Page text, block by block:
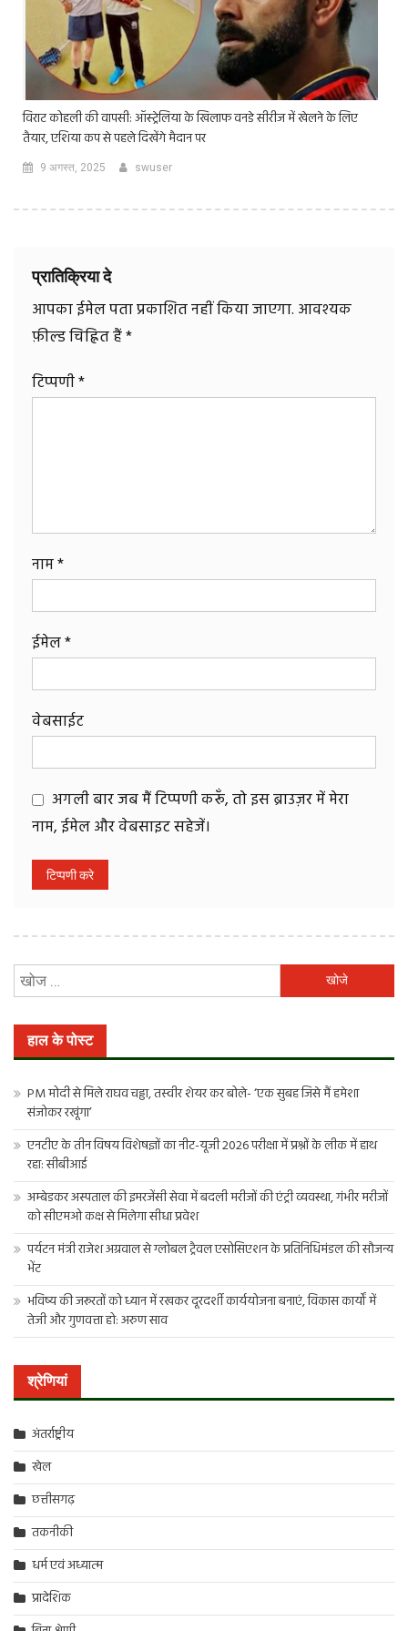
विराट कोहली की वापसी: ऑस्ट्रेलिया के खिलाफ वनडे सीरीज में खेलने के लिए
तैयार, एशिया कप से पहले दिखेंगे मैदान पर
9 अगस्त, 2025 swuser
प्रातिक्रिया दे
आपका ईमेल पता प्रकाशित नहीं किया जाएगा. आवश्यक
फ़ील्ड चिह्नित हैं*
टिप्पणी*
नाम*
ईमेल*
वेबसाईट
अगली बार जब मैं टिप्पणी करूँ, तो इस ब्राउज़र में मेरा
नाम, ईमेल और वेबसाइट सहेजें।
को
हाल के पोस्ट
PM मोदी से मिले राघव चड्ढा, तस्वीर शेयर कर बोले- ‘एक सुबह जिसे मैं हमेशा
संजोकर रखूंगा’
एनटीए के तीन विषय विशेषज्ञों का नीट-यूजी 2026 परीक्षा में प्रश्नों के लीक में हाथ
रहा: सीबीआई
अम्बेडकर अस्पताल की इमरजेंसी सेवा में बदली मरीजों की एंट्री व्यवस्था, गंभीर मरीजों
को सीएमओ कक्ष से मिलेगा सीधा प्रवेश
पर्यटन मंत्री राजेश अग्रवाल से ग्लोबल ट्रैवल एसोसिएशन के प्रतिनिधिमंडल की सौजन्य
भेंट
भविष्य की जरूरतों को ध्यान में रखकर दूरदर्शी कार्ययोजना बनाएं, विकास कार्यों में
तेजी और गुणवत्ता हो: अरुण साव
श्रेणियां
अंतर्राष्ट्रीय
खेल
छत्तीसगढ़
तकनीकी
धर्म एवं अध्यात्म
प्रादेशिक